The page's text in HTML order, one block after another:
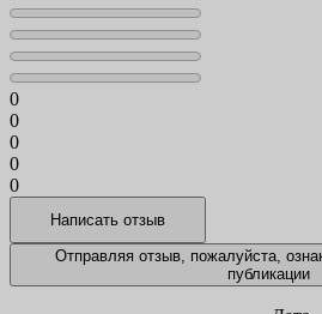
0
0
0
0
0
Отправляя отзыв, пожалуйста,
публикации